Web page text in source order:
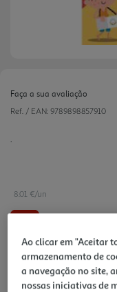
Faça a sua avaliação
Ref. / EAN: 9789898857910
8.01 €/un
9,90 €PVP de editor
8,01 €
Ao clicar em "Aceitar
armazenamento de
a navegação no site,
nossas iniciativas de